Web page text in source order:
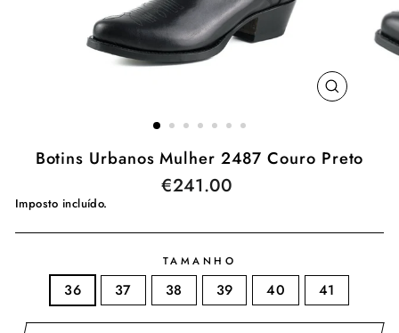
Botins Urbanos Mulher 2487 Couro Preto
Preço
€241.00
Imposto incluído.
TAMANHO
36 37 38 39 40 41